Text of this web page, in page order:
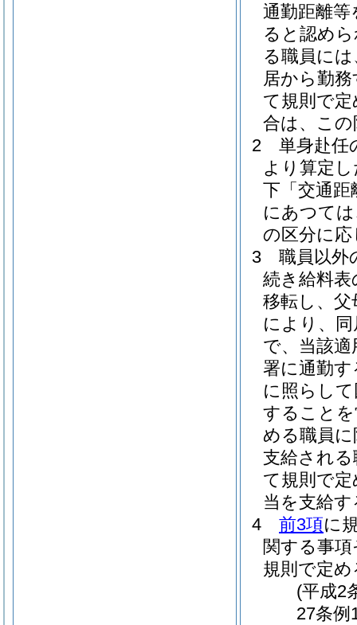
通勤距離
ると認め
る職員に
居から勤
て規則で
合は、こ
2
単身赴任
より算定
下「交通距
にあつて
の区分に
3
職員以外
続き給料
移転し、
により、
で、当該
署に通勤
に照らし
すること
める職員
支給され
て規則で
当を支給す
4
前3項に
関する事
規則で定め
(平成2
27条例